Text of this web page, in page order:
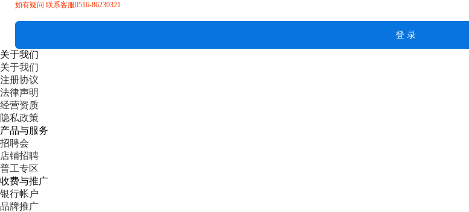
如有疑问 联系客服0516-86239321
关于我们
关于我们
注册协议
法律声明
经营资质
隐私政策
产品与服务
招聘会
店铺招聘
普工专区
收费与推广
银行帐户
品牌推广